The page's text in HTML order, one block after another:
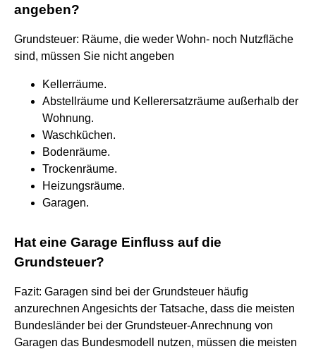
angeben?
Grundsteuer: Räume, die weder Wohn- noch Nutzfläche
sind, müssen Sie nicht angeben
Kellerräume.
Abstellräume und Kellerersatzräume außerhalb der
Wohnung.
Waschküchen.
Bodenräume.
Trockenräume.
Heizungsräume.
Garagen.
Hat eine Garage Einfluss auf die
Grundsteuer?
Fazit: Garagen sind bei der Grundsteuer häufig
anzurechnen Angesichts der Tatsache, dass die meisten
Bundesländer bei der Grundsteuer-Anrechnung von
Garagen das Bundesmodell nutzen, müssen die meisten